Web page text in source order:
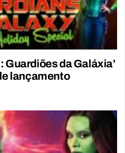
Guardiões da Galáxia’
lançamento